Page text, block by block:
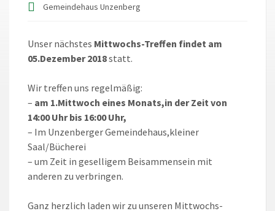
Gemeindehaus Unzenberg
Unser nächstes Mittwochs-Treffen findet am
05.Dezember 2018statt.
Wir treffen uns regelmäßig:
– am 1.Mittwoch eines Monats,in der Zeit von
14:00 Uhr bis 16:00 Uhr,
– Im Unzenberger Gemeindehaus,kleiner
Saal/Bücherei
– um Zeit in geselligem Beisammensein mit
anderen zu verbringen.
Ganz herzlich laden wir zu unseren Mittwochs-